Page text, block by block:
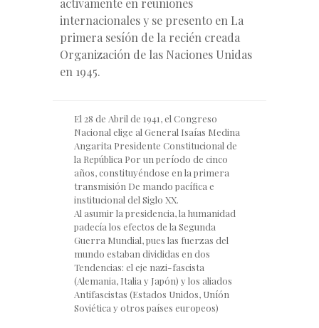
internacionales y se presento en La
primera sesíón de la recién creada
Organización de las Naciones Unidas
en 1945.
El 28 de Abril de 1941, el Congreso
Nacional elige al General Isaías Medina
Angarita Presidente Constitucional de
la República Por un período de cinco
años, constituyéndose en la primera
transmisión De mando pacífica e
institucional del Siglo XX.
Al asumir la presidencia, la humanidad
padecía los efectos de la Segunda
Guerra Mundial, pues las fuerzas del
mundo estaban divididas en dos
Tendencias: el eje nazi-fascista
(Alemania, Italia y Japón) y los aliados
Antifascistas (Estados Unidos, Uníón
Soviética y otros países europeos)